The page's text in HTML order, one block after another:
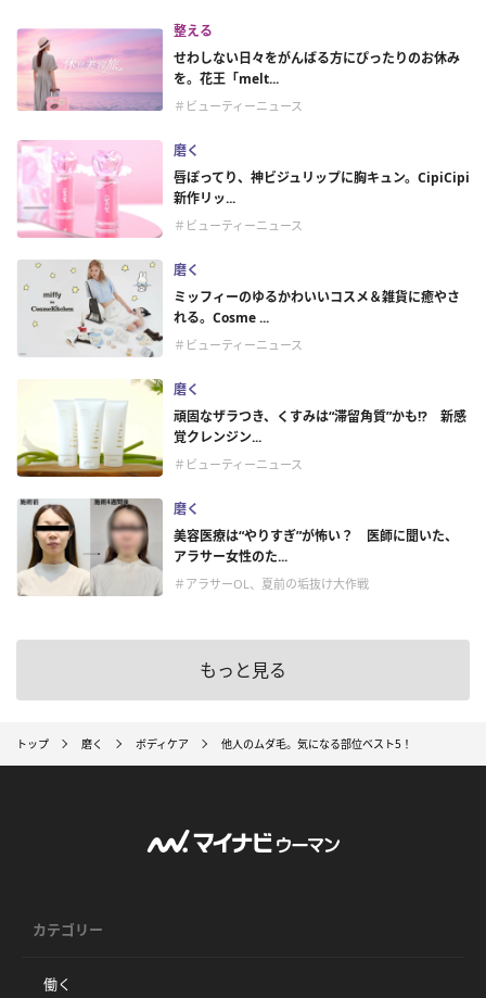
整える
せわしない日々をがんばる方にぴったりのお休み
を。花王「melt...
＃ビューティーニュース
磨く
唇ぽってり、神ビジュリップに胸キュン。CipiCipi
新作リッ...
＃ビューティーニュース
磨く
ミッフィーのゆるかわいいコスメ＆雑貨に癒やさ
れる。Cosme ...
＃ビューティーニュース
磨く
頑固なザラつき、くすみは“滞留角質”かも!? 新感
覚クレンジン...
＃ビューティーニュース
磨く
美容医療は“やりすぎ”が怖い？ 医師に聞いた、
アラサー女性のた...
＃アラサーOL、夏前の垢抜け大作戦
もっと見る
トップ 磨く ボディケア 他人のムダ毛。気になる部位ベスト5！
カテゴリー
働く